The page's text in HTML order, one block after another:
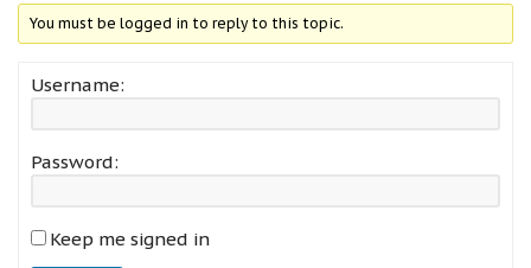
You must be logged in to reply to this topic.
Username:
Password:
Keep me signed in